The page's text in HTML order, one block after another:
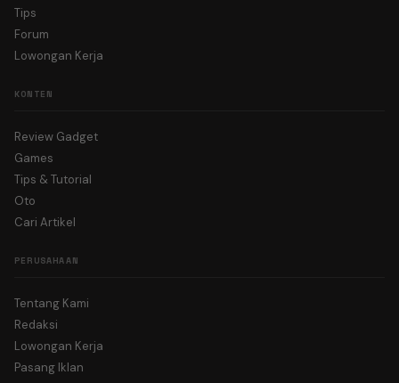
Tips
Forum
Lowongan Kerja
KONTEN
Review Gadget
Games
Tips & Tutorial
Oto
Cari Artikel
PERUSAHAAN
Tentang Kami
Redaksi
Lowongan Kerja
Pasang Iklan